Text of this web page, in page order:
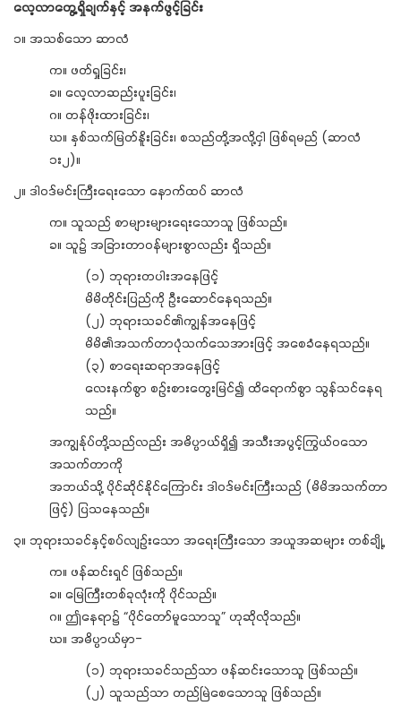
လေ့လာတွေ့ရှိချက်နှင့် အနက်ဖွင့်ခြင်း
၁။ အသစ်သော ဆာလံ
က။ ဖတ်ရှုခြင်း၊
ခ။ လေ့လာဆည်းပူးခြင်း၊
ဂ။ တန်ဖိုးထားခြင်း၊
ဃ။ နှစ်သက်မြတ်နိူးခြင်း၊ စသည်တို့အလို့ငှါ ဖြစ်ရမည် (ဆာလံ
၁း၂)။
၂။ ဒါဝဒ်မင်းကြီးရေးသော နောက်ထပ် ဆာလံ
က။ သူသည် စာများများရေးသောသူ ဖြစ်သည်။
ခ။ သူ၌ အခြားတာဝန်များစွာလည်း ရှိသည်။
(၁) ဘုရားတပါးအနေဖြင့်
မိမိတိုင်းပြည်ကို ဦးဆောင်နေရသည်။
(၂) ဘုရားသခင်၏ကျွန်အနေဖြင့်
မိမိ၏အသက်တာပုံသက်သေအားဖြင့် အစေခံနေရသည်။
(၃) စာရေးဆရာအနေဖြင့်
လေးနက်စွာ စဉ်းစားတွေးမြင်၍ ထိရောက်စွာ သွန်သင်နေရ
သည်။
အကျွန်ုပ်တို့သည်လည်း အဓိပ္ပာယ်ရှိ၍ အသီးအပွင့်ကြွယ်ဝသော
အသက်တာကို
အဘယ်သို့ ပိုင်ဆိုင်နိုင်ကြောင်း ဒါဝဒ်မင်းကြီးသည် (မိမိအသက်တာ
ဖြင့်) ပြသနေသည်။
၃။ ဘုရားသခင်နှင့်စပ်လျဉ်းသော အရေးကြီးသော အယူအဆများ တစ်ချို့
က။ ဖန်ဆင်းရှင် ဖြစ်သည်။
ခ။ မြေကြီးတစ်ခုလုံးကို ပိုင်သည်။
ဂ။ ဤနေရာ၌ “ပိုင်တော်မူသောသူ” ဟုဆိုလိုသည်။
ဃ။ အဓိပ္ပာယ်မှာ-
(၁) ဘုရားသခင်သည်သာ ဖန်ဆင်းသောသူ ဖြစ်သည်။
(၂) သူသည်သာ တည်မြဲစေသောသူ ဖြစ်သည်။